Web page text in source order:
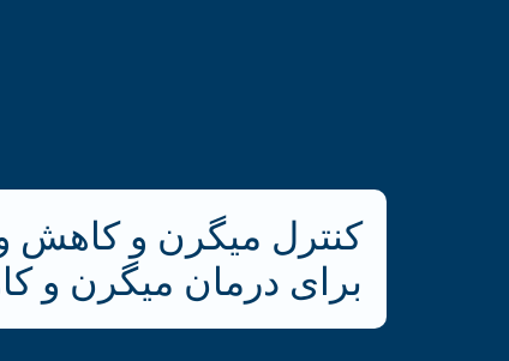
کنترل میگرن و کاهش
برای درمان میگرن و